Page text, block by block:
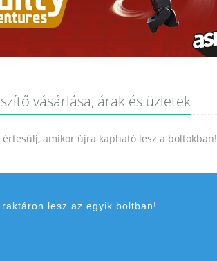
vásárlása, árak és üzletek
amikor újra kapható lesz a boltokban!
lesz az egyik boltban!